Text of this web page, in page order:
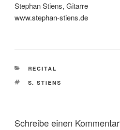
Stephan Stiens, Gitarre
www.stephan-stiens.de
KATEGORIEN
RECITAL
SCHLAGWÖRTER
S. STIENS
Schreibe einen Kommentar